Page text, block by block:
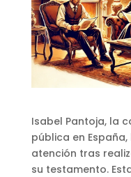
Isabel Pantoja, la
pública en
atención tras
su testamento.